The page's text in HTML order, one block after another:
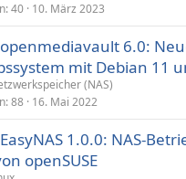
40 10. März 2023
openmediavault 6.0:
mit Debian 11
(NAS)
88 16. Mai 2022
EasyNAS 1.0.0: NAS-
openSUSE